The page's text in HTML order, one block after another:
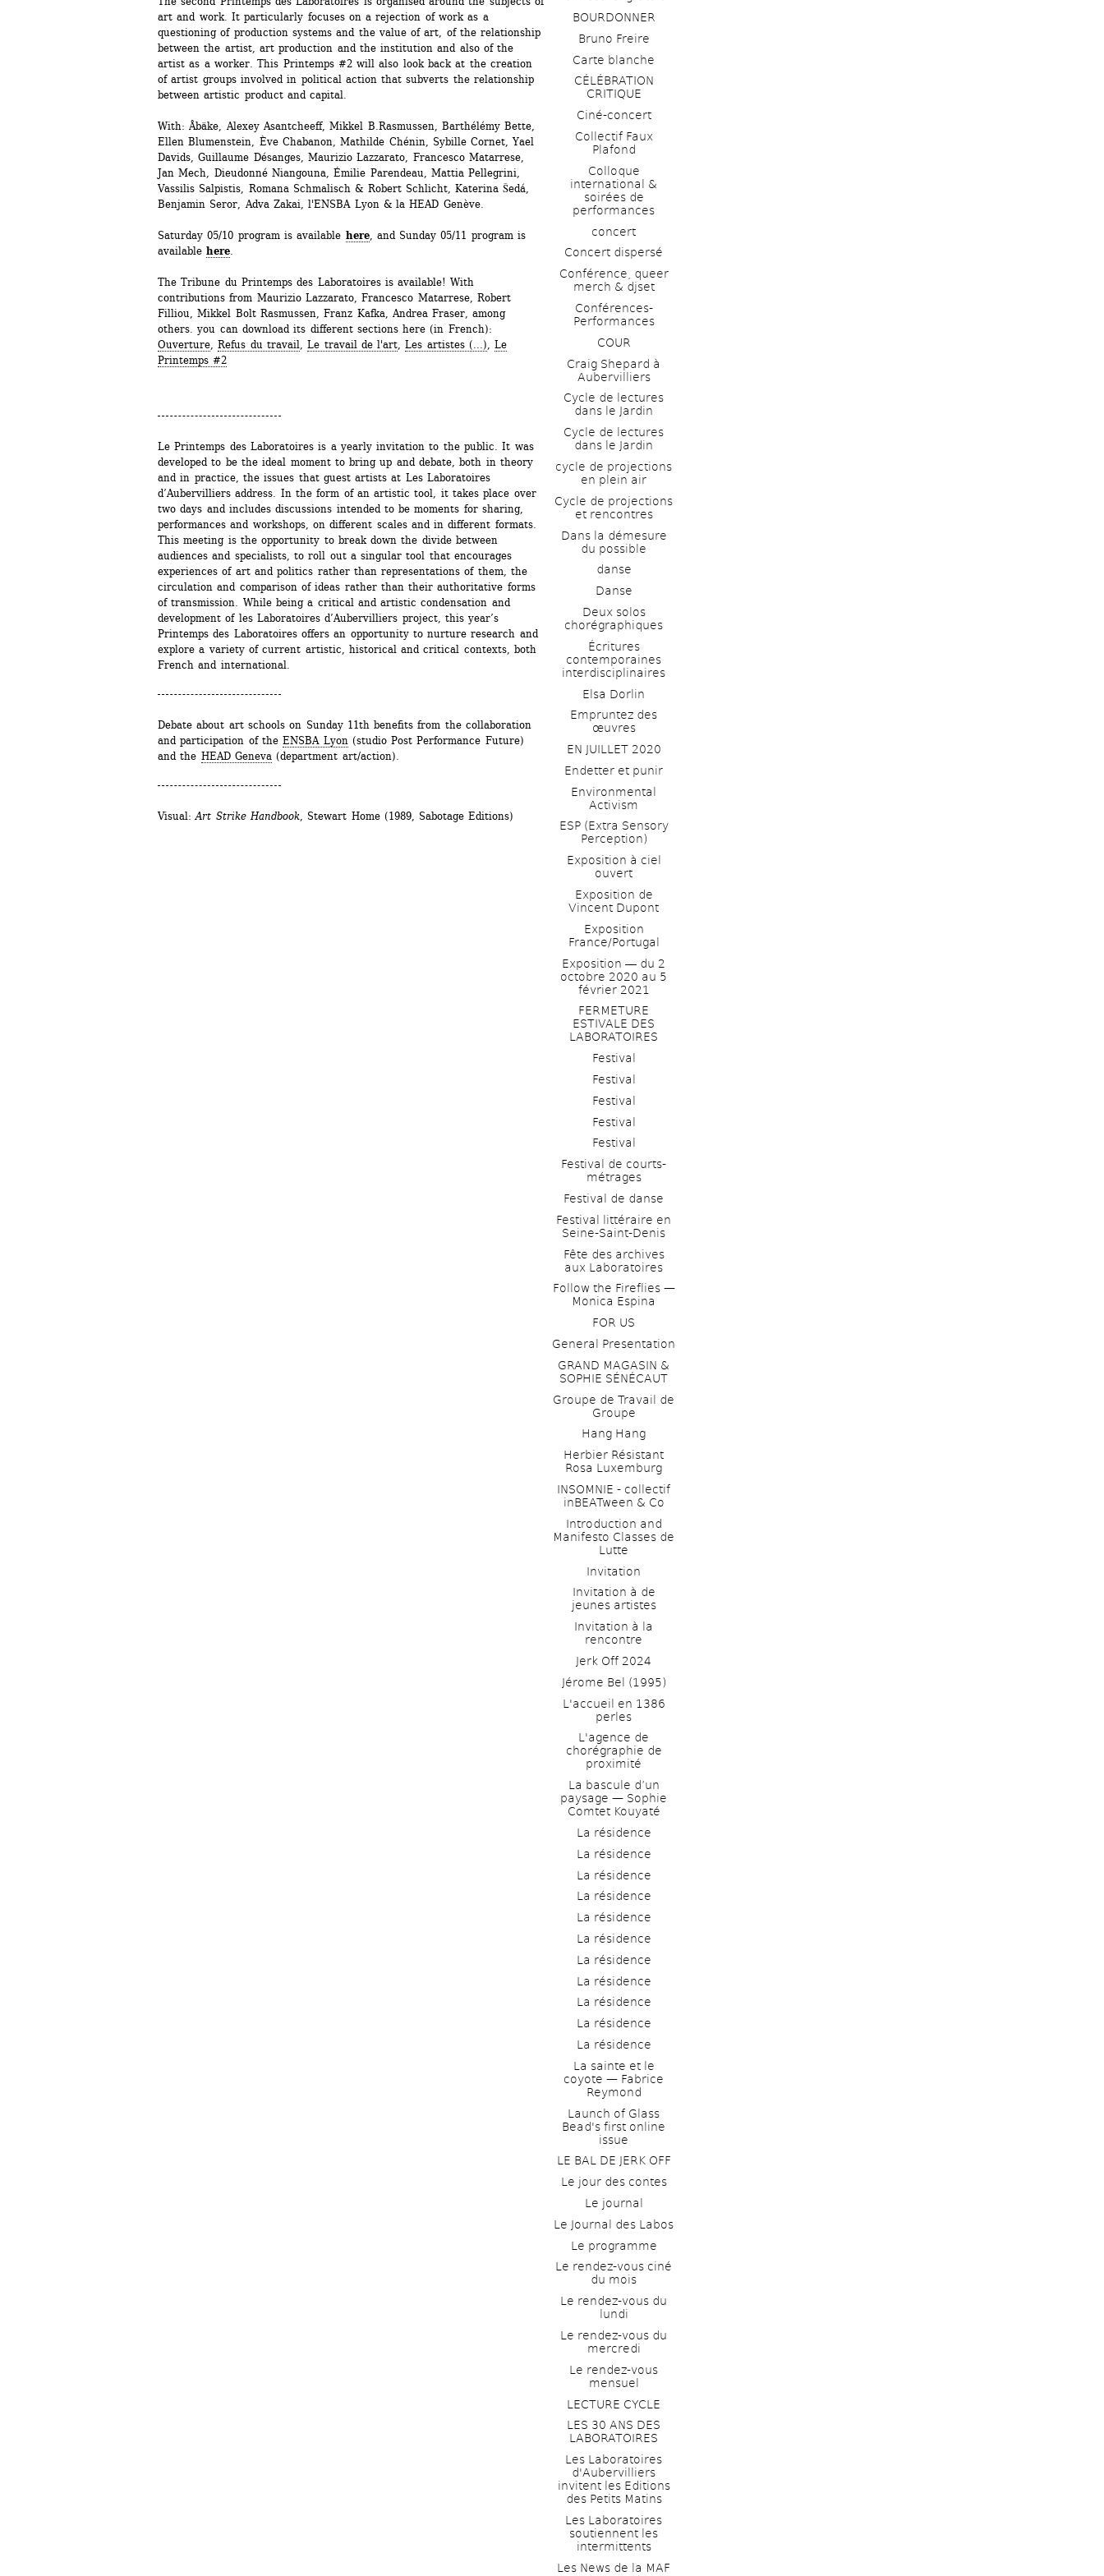
art and work. It particularly focuses on a rejection of work as a
questioning of production systems and the value of art, of the relationship
between the artist, art production and the institution and also of the
artist as a worker. This Printemps #2 will also look back at the creation
of artist groups involved in political action that subverts the relationship
between artistic product and capital.
With: Åbäke, Alexey Asantcheeff, Mikkel B.Rasmussen, Barthélémy Bette,
Ellen Blumenstein, Ève Chabanon, Mathilde Chénin, Sybille Cornet, Yael
Davids, Guillaume Désanges, Maurizio Lazzarato, Francesco Matarrese,
Jan Mech, Dieudonné Niangouna, Émilie Parendeau, Mattia Pellegrini,
Vassilis Salpistis, Romana Schmalisch & Robert Schlicht, Katerina Šedá,
Benjamin Seror, Adva Zakai, l'ENSBA Lyon & la HEAD Genève.
Saturday 05/10 program is available here, and Sunday 05/11 program is
available here
The Tribune du Printemps des Laboratoires is available! With
contributions from Maurizio Lazzarato, Francesco Matarrese, Robert
Filliou, Mikkel Bolt Rasmussen, Franz Kafka, Andrea Fraser, among
others. you can download its different sections here (in French):
Ouverture , Refus du travail , Le travail de l'art , Les artistes (...) , Le
Printemps #2
Le Printemps des Laboratoires is a yearly invitation to the public. It was
developed to be the ideal moment to bring up and debate, both in theory
and in practice, the issues that guest artists at Les Laboratoires
d’Aubervilliers address. In the form of an artistic tool, it takes place over
two days and includes discussions intended to be moments for sharing,
performances and workshops, on different scales and in different formats.
This meeting is the opportunity to break down the divide between
audiences and specialists, to roll out a singular tool that encourages
experiences of art and politics rather than representations of them, the
circulation and comparison of ideas rather than their authoritative forms
of transmission. While being a critical and artistic condensation and
development of les Laboratoires d’Aubervilliers project, this year’s
Printemps des Laboratoires offers an opportunity to nurture research and
explore a variety of current artistic, historical and critical contexts, both
French and international.
Debate about art schools on Sunday 11th benefits from the collaboration
and participation of the ENSBA Lyon (studio Post Performance Future)
and the HEAD Geneva (department art/action).
Visual: Art Strike Handbook , Stewart Home (1989, Sabotage Editions)
BOURDONNER
Bruno Freire
Carte blanche
CÉLÉBRATION
CRITIQUE
Ciné-concert
Collectif Faux
Plafond
Colloque
international &
soirées de
performances
concert
Concert dispersé
Conférence, queer
merch & djset
Conférences-
Performances
COUR
Craig Shepard à
Aubervilliers
Cycle de lectures
dans le Jardin
Cycle de lectures
dans le Jardin
cycle de projections
en plein air
Cycle de projections
et rencontres
Dans la démesure
du possible
danse
Danse
Deux solos
chorégraphiques
Écritures
contemporaines
interdisciplinaires
Elsa Dorlin
Empruntez des
œuvres
EN JUILLET 2020
Endetter et punir
Environmental
Activism
ESP (Extra Sensory
Perception)
Exposition à ciel
ouvert
Exposition de
Vincent Dupont
Exposition
France/Portugal
Exposition ― du 2
octobre 2020 au 5
février 2021
FERMETURE
ESTIVALE DES
LABORATOIRES
Festival
Festival
Festival
Festival
Festival
Festival de courts-
métrages
Festival de danse
Festival littéraire en
Seine-Saint-Denis
Fête des archives
aux Laboratoires
Follow the Fireflies —
Monica Espina
FOR US
General Presentation
GRAND MAGASIN &
SOPHIE SÉNÉCAUT
Groupe de Travail de
Groupe
Hang Hang
Herbier Résistant
Rosa Luxemburg
INSOMNIE - collectif
inBEATween & Co
Introduction and
Manifesto Classes de
Lutte
Invitation
Invitation à de
jeunes artistes
Invitation à la
rencontre
Jerk Off 2024
Jérome Bel (1995)
L'accueil en 1386
perles
L'agence de
chorégraphie de
proximité
La bascule d’un
paysage — Sophie
Comtet Kouyaté
La résidence
La résidence
La résidence
La résidence
La résidence
La résidence
La résidence
La résidence
La résidence
La résidence
La résidence
La sainte et le
coyote — Fabrice
Reymond
Launch of Glass
Bead's first online
issue
LE BAL DE JERK OFF
Le jour des contes
Le journal
Le Journal des Labos
Le programme
Le rendez-vous ciné
du mois
Le rendez-vous du
lundi
Le rendez-vous du
mercredi
Le rendez-vous
mensuel
LECTURE CYCLE
LES 30 ANS DES
LABORATOIRES
Les Laboratoires
d'Aubervilliers
invitent les Editions
des Petits Matins
Les Laboratoires
soutiennent les
intermittents
Les News de la MAF